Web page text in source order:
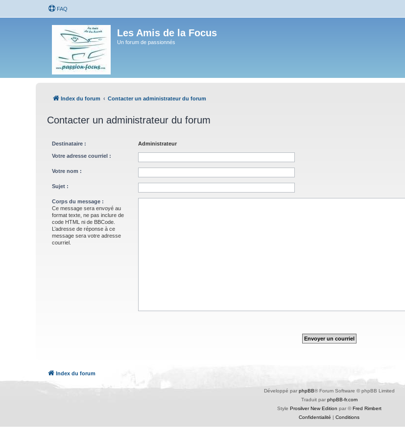
FAQ
Les Amis de la Focus
Un forum de passionnés
Index du forum Contacter un administrateur du forum
Contacter un administrateur du forum
Destinataire : Administrateur
Votre adresse courriel :
Votre nom :
Sujet :
Corps du message :
Ce message sera envoyé au
format texte, ne pas inclure de
code HTML ni de BBCode.
L’adresse de réponse à ce
message sera votre adresse
courriel.
Index du forum
Développé par phpBB® Forum Software © phpBB Limited
Traduit par phpBB-fr.com
Style Prosilver New Edition par ©Fred Rimbert
Confidentialité | Conditions